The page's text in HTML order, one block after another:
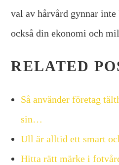
val av hårvård gynnar inte
också din ekonomi och
RELATED
Så använder företag
sin…
Ull är alltid ett smart
Hitta rätt märke i